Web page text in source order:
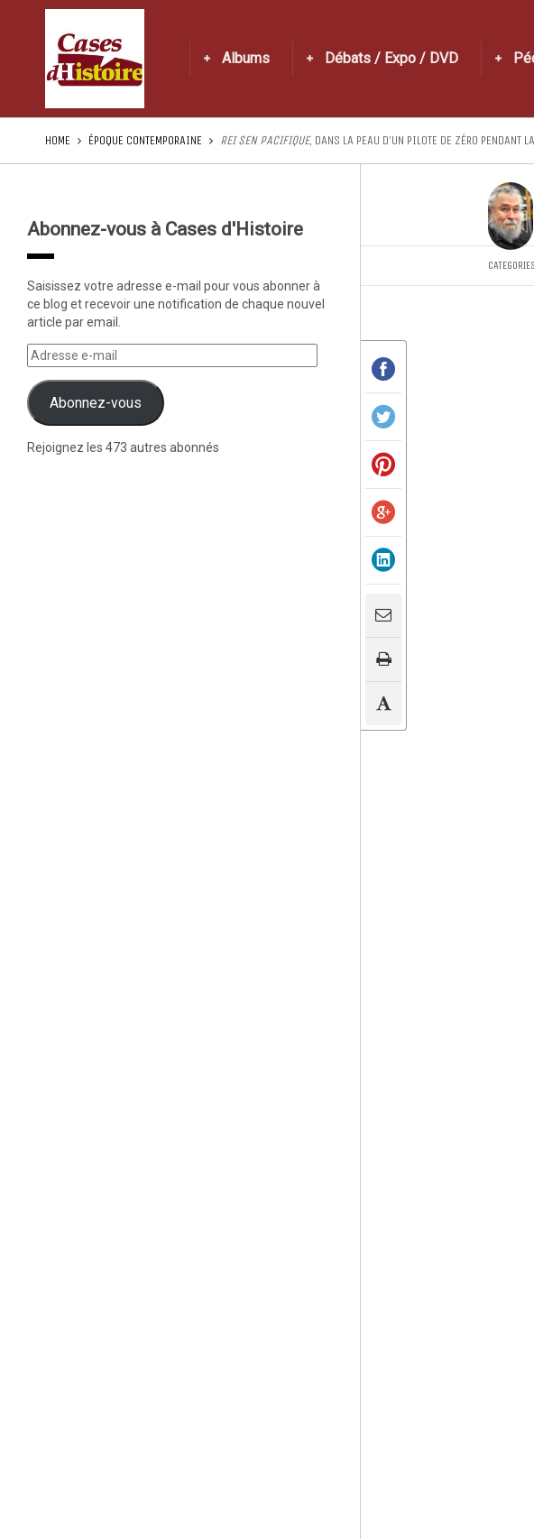
Albums Débats / Expo / DVD
HOME ÉPOQUE CONTEMPORAINE REI SEN PACIFIQUE, DANS LA PEAU D’UN PILOTE DE ZÉRO PENDANT
Abonnez-vous à Cases d'Histoire
Saisissez votre adresse e-mail pour vous abonner à
ce blog et recevoir une notification de chaque nouvel
article par email.
Abonnez-vous
Rejoignez les 473 autres abonnés